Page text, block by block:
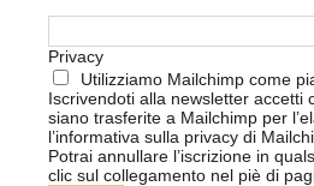
Privacy
Utilizziamo Mailchimp come
Iscrivendoti alla newsletter accetti
siano trasferite a Mailchimp per
l’informativa sulla privacy di
Potrai annullare l’iscrizione in
clic sul collegamento nel piè di